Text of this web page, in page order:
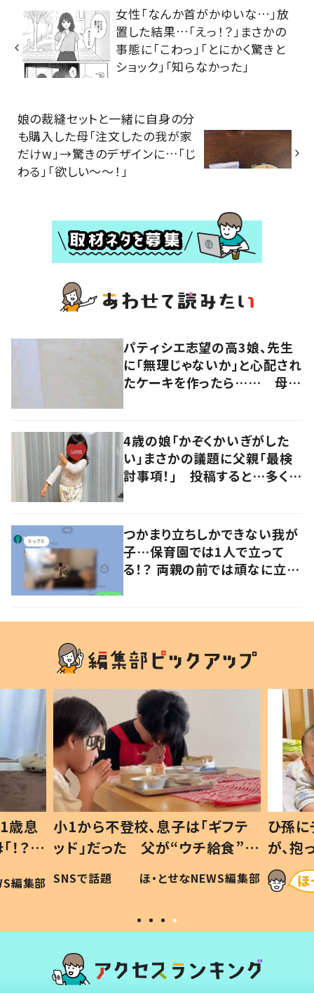
女性「なんか首がかゆいな…」放
置した結果…「えっ！？」まさかの
事態に「こわっ」「とにかく驚きと
ショック」「知らなかった」
娘の裁縫セットと一緒に自身の分
も購入した母「注文したの我が家
だけw」→驚きのデザインに…「じ
わる」「欲しい～～！」
パティシエ志望の高3娘、先生
に「無理じゃないか」と心配され
たケーキを作ったら…… 母驚
4歳の娘「かぞくかいぎがした
い」まさかの議題に父親「最検
討事項！」 投稿すると…多くの
つかまり立ちしかできない我が
子…保育園では1人で立って
る！？ 両親の前では頑なに立た
歳息
？」
編集部
小1から不登校、息子は「ギフテ
ッド」だった 父が“ウチ給食”を
作り続ける理由とは #令和の親
#令和の子
SNSで話題 ほ・とせなNEWS編集部
ひ孫
が、
「涙が
い」